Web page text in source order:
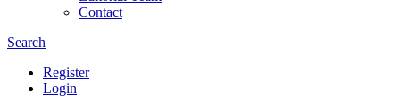
Contact
Search
Register
Login